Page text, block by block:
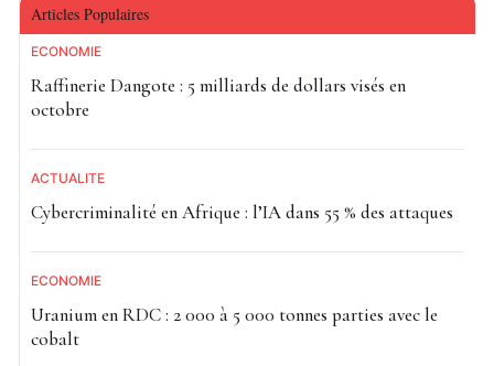
Articles Populaires
ECONOMIE
Raffinerie Dangote : 5 milliards de dollars visés en
octobre
ACTUALITE
Cybercriminalité en Afrique : l’IA dans 55 % des attaques
ECONOMIE
Uranium en RDC : 2 000 à 5 000 tonnes parties avec le
cobalt